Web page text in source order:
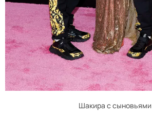
Шакира с сыновьями